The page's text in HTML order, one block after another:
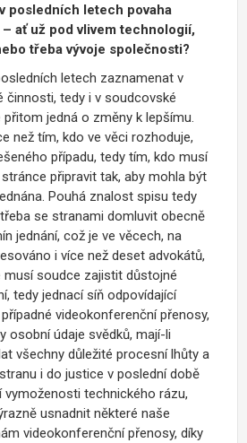
posledních letech povaha
ať už pod vlivem technologií,
třeba vývoje společnosti?
letech zaznamenat v
činnosti, tedy i v soudcovské
přitom jedná o změny k lepšímu.
než tím, kdo ve věci rozhoduje,
případu, tedy tím, kdo musí
připravit tak, aby mohla být
Pouhá znalost spisu tedy
se stranami domluvit obecně
jednání, což je ve věcech, na
i více než deset advokátů,
musí soudce zajistit důstojné
tedy jednací síň odpovídající
videokonferenční přenosy,
osobní údaje svědků, mají-li
všechny důležité procesní lhůty a
i do justice v poslední době
vymoženosti technického rázu,
usnadnit některé naše
videokonferenční přenosy, díky